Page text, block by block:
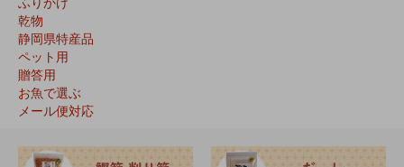
乾物
静岡県特産品
ペット用
贈答用
お魚で選ぶ
メール便対応